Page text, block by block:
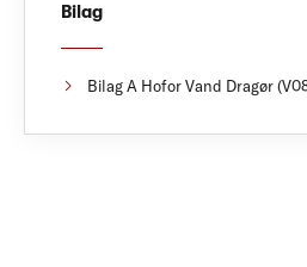
Bilag
Bilag A Hofor Vand Dragør